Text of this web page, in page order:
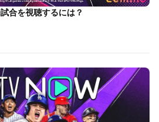
合を視聴するには？